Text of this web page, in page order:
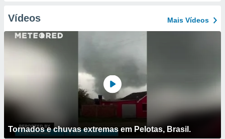
Vídeos Mais Vídeos
Tornados e chuvas extremas em Pelotas, Brasil.